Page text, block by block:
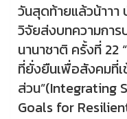
วันสุดท้ายแล้วน้าา
วิจัยส่งบทความการ
นานาชาติ ครั้งที่
ที่ยั่งยืนเพื่อสังคมที่
ส่วน”(Integrating
Goals for